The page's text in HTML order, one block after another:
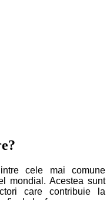
cele mai comune
mondial. Acestea sunt
care contribuie la